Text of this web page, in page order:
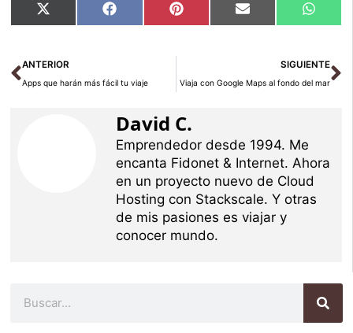
Compartir
en
X
(Twitter)
Compartir
en
Facebook Compartir
en
Pinterest Compartir
en
Email
en
Ant
ANTERIOR
Apps que harán más fácil tu viaje
SIGUIENTE
Viaja con Google Maps al fondo del mar
David C.
Emprendedor desde 1994. Me
encanta Fidonet & Internet. Ahora
en un proyecto nuevo de Cloud
Hosting con Stackscale. Y otras
de mis pasiones es viajar y
conocer mundo.